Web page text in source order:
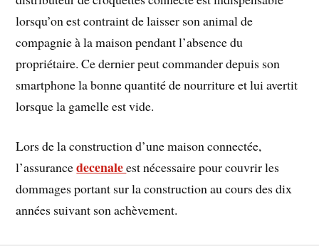
lorsqu’on est contraint de laisser son animal de
compagnie à la maison pendant l’absence du
propriétaire. Ce dernier peut commander depuis son
smartphone la bonne quantité de nourriture et lui avertit
lorsque la gamelle est vide.
Lors de la construction d’une maison connectée,
l’assurancedecenaleest nécessaire pour couvrir les
dommages portant sur la construction au cours des dix
années suivant son achèvement.